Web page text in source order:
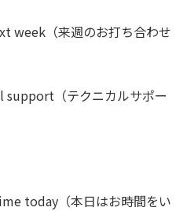
week（来週のお打ち合わせ
（テクニカルサポー
today（本日はお時間をい